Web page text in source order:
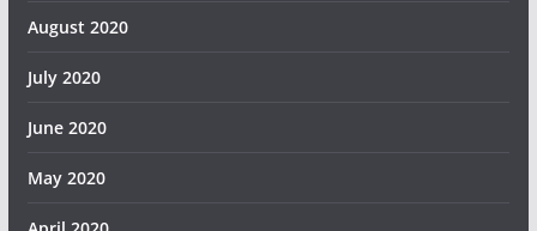
August 2020
July 2020
June 2020
May 2020